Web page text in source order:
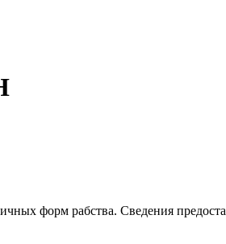
форм рабства. Сведения